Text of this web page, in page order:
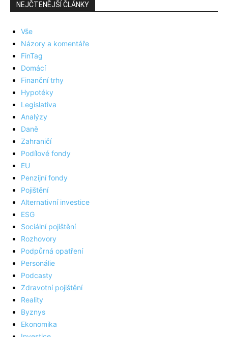
NEJČTENĚJŠÍ ČLÁNKY
Vše
Názory a komentáře
FinTag
Domácí
Finanční trhy
Hypotéky
Legislativa
Analýzy
Daně
Zahraničí
Podílové fondy
EU
Penzijní fondy
Pojištění
Alternativní investice
ESG
Sociální pojištění
Rozhovory
Podpůrná opatření
Personálie
Podcasty
Zdravotní pojištění
Reality
Byznys
Ekonomika